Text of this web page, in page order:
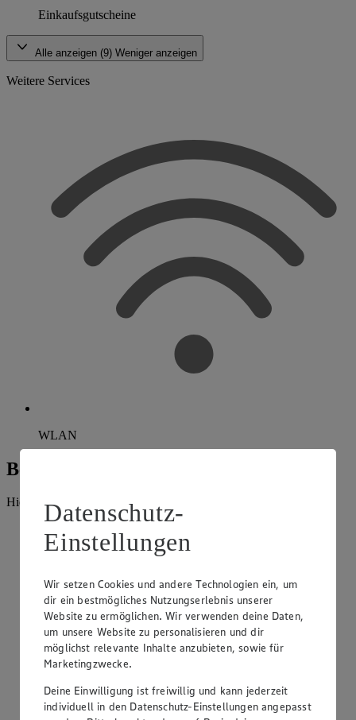
Einkaufsgutscheine
Alle anzeigen (9) Weniger anzeigen
Weitere Services
WLAN
Beratung und Sortiment
Hier findest du alles, was unser EDEKA Markt anbietet.
Datenschutz-
Einstellungen
Wir setzen Cookies und andere Technologien ein, um
dir ein bestmögliches Nutzungserlebnis unserer
Website zu ermöglichen. Wir verwenden deine Daten,
um unsere Website zu personalisieren und dir
möglichst relevante Inhalte anzubieten, sowie für
Marketingzwecke.
Deine Einwilligung ist freiwillig und kann jederzeit
individuell in den Datenschutz-Einstellungen angepasst